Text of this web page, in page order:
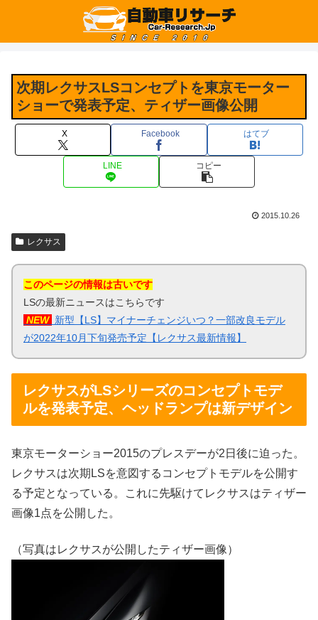
次期レクサスLSコンセプトを東京モーター
ショーで発表予定、ティザー画像公開
X Facebook はてブ
LINE コピー
2015.10.26
レクサス
このページの情報は古いです
LSの最新ニュースはこちらです
NEW 新型【LS】マイナーチェンジいつ？一部改良モデル
が2022年10月下旬発売予定【レクサス最新情報】
レクサスがLSシリーズのコンセプトモデ
ルを発表予定、ヘッドランプは新デザイン
東京モーターショー2015のプレスデーが2日後に迫った。
レクサスは次期LSを意図するコンセプトモデルを公開す
る予定となっている。これに先駆けてレクサスはティザー
画像1点を公開した。
（写真はレクサスが公開したティザー画像）